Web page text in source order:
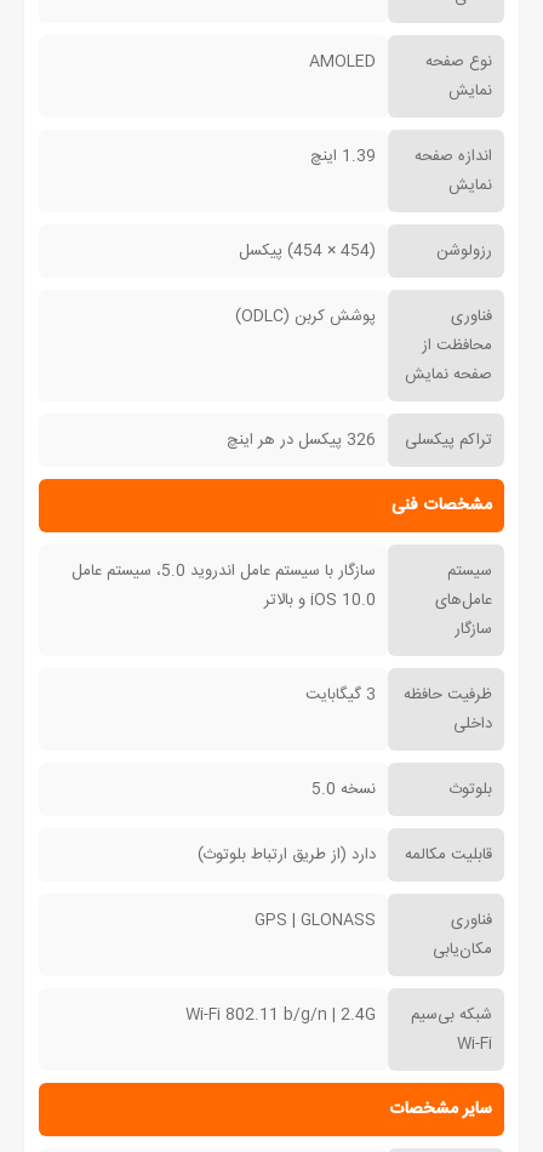
نوع صفحه
نمایش
AMOLED
اندازه صفحه
نمایش
1.39 اینچ
رزولوشن (454 × 454) پیکسل
فناوری
محافظت از
صفحه نمایش
پوشش کربن (ODLC)
تراکم پیکسلی 326 پیکسل در هر اینچ
مشخصات فنی
سیستم
عامل‌های
سازگار
سازگار با سیستم عامل اندروید 5.0، سیستم عامل
iOS 10.0 و بالاتر
ظرفیت حافظه
داخلی
3 گیگابایت
بلوتوث نسخه 5.0
قابلیت مکالمه دارد (از طریق ارتباط بلوتوث)
فناوری
مکان‌یابی
GPS | GLONASS
شبکه بی‌سیم
Wi-Fi
Wi-Fi 802.11 b/g/n | 2.4G
سایر مشخصات